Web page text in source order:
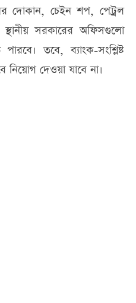
দোকান, চেইন শপ, পেট্রল
সরকারের অফিসগুলো
তবে, ব্যাংক-সংশ্লিষ্ট
নিয়োগ দেওয়া যাবে না।